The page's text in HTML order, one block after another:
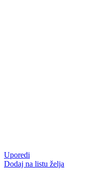
Uporedi
Dodaj na listu želja